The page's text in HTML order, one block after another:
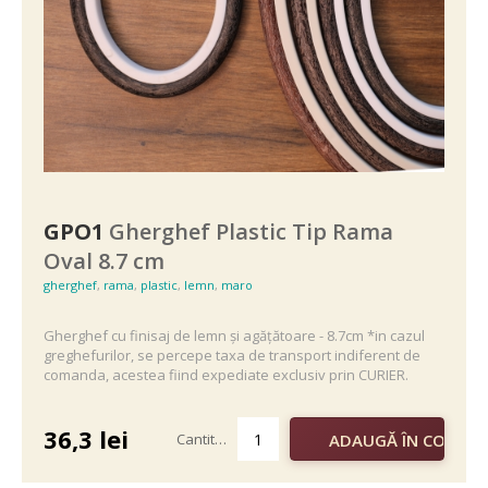
GPO1 Gherghef Plastic Tip Rama
Oval 8.7 cm
gherghef, rama, plastic, lemn, maro
Gherghef cu finisaj de lemn și agățătoare - 8.7cm *in cazul
greghefurilor, se percepe taxa de transport indiferent de
comanda, acestea fiind expediate exclusiv prin CURIER.
36,3 lei Cantitate